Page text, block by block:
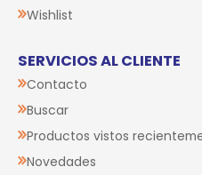
Wishlist
SERVICIOS AL CLIENTE
Contacto
Buscar
Productos vistos
Novedades